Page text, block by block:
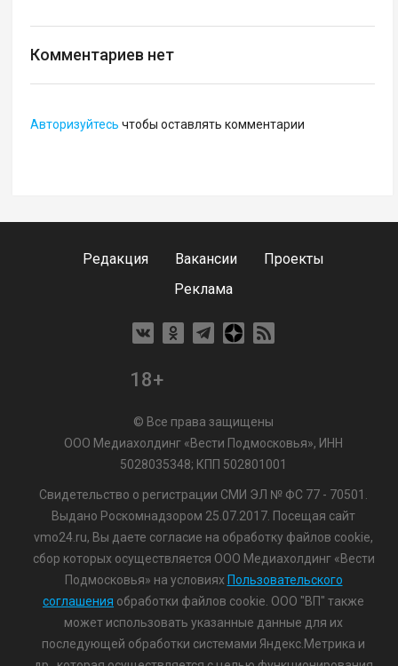
Комментариев нет
Авторизуйтесь чтобы оставлять комментарии
Редакция Вакансии
Проекты
Реклама
18+
© Все права защищены
ООО Медиахолдинг «Вести Подмосковья», ИНН
5028035348; КПП 502801001
Свидетельство о регистрации СМИ ЭЛ № ФС 77 - 70501.
Выдано Роскомнадзором 25.07.2017. Посещая сайт
vmo24.ru, Вы даете согласие на обработку файлов cookie,
сбор которых осуществляется ООО Медиахолдинг «Вести
Подмосковья» на условиях Пользовательского
соглашения обработки файлов cookie. ООО "ВП" также
может использовать указанные данные для их
последующей обработки системами Яндекс.Метрика и